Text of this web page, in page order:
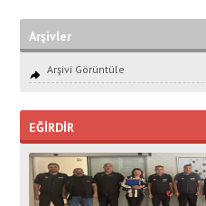
Arşivler
Arşivi Görüntüle
EĞİRDİR